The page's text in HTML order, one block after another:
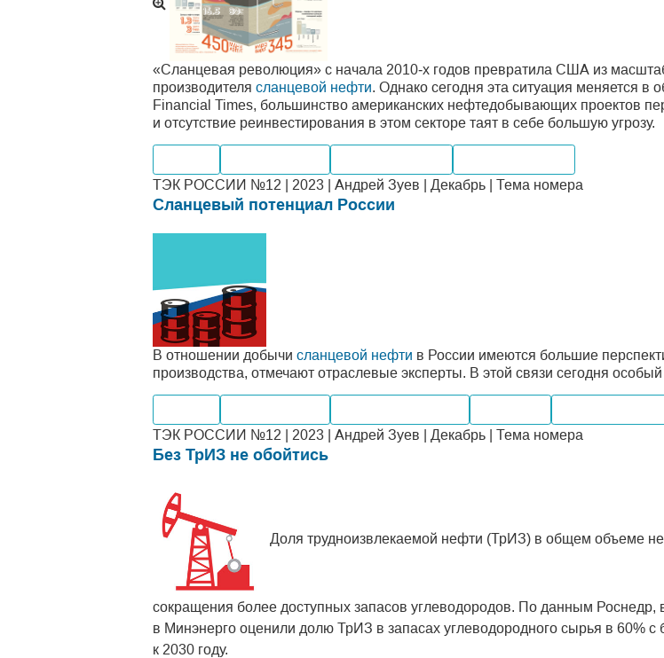
«Сланцевая революция» с начала 2010‑х годов превратила США из
производителя сланцевой нефти. Однако сегодня эта ситуация меняется в
Financial Times, большинство американских нефтедобывающих проектов
и отсутствие реинвестирования в этом секторе таят в себе большую угрозу.
ТЭК РОССИИ №12 | 2023 | Андрей Зуев | Декабрь | Тема номера
Сланцевый потенциал России
В отношении добычи сланцевой нефти в России имеются большие
производства, отмечают отраслевые эксперты. В этой связи сегодня
ТЭК РОССИИ №12 | 2023 | Андрей Зуев | Декабрь | Тема номера
Без ТрИЗ не обойтись
Доля трудноизвлекаемой нефти (ТрИЗ) в общем объеме
сокращения более доступных запасов углеводородов. По данным Роснедр,
в Минэнерго оценили долю ТрИЗ в запасах углеводородного сырья в 60%
к 2030 году.